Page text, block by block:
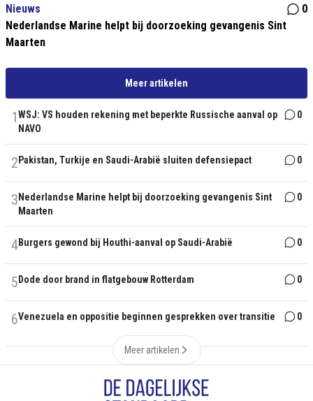
Nieuws
0
Nederlandse Marine helpt bij doorzoeking gevangenis Sint
Maarten
Meer artikelen
1WSJ: VS houden rekening met beperkte Russische aanval op
NAVO
0
2 Pakistan, Turkije en Saudi-Arabië sluiten defensiepact 0
3 Nederlandse Marine helpt bij doorzoeking gevangenis Sint
Maarten
0
4Burgers gewond bij Houthi-aanval op Saudi-Arabië 0
5 Dode door brand in flatgebouw Rotterdam 0
6Venezuela en oppositie beginnen gesprekken over transitie 0
Meer artikelen